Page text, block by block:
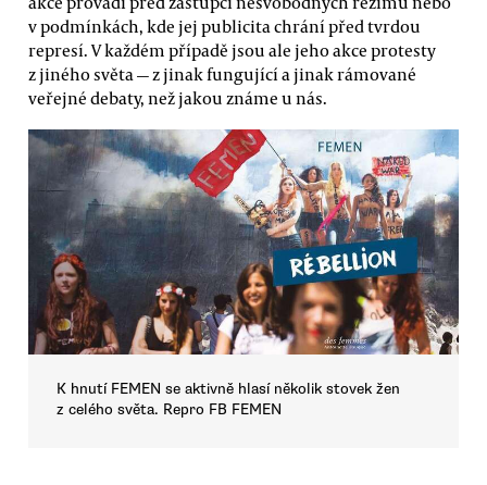
v podmínkách, kde jej publicita chrání před tvrdou
represí. V každém případě jsou ale jeho akce protesty
z jiného světa — z jinak fungující a jinak rámované
veřejné debaty, než jakou známe u nás.
K hnutí FEMEN se aktivně hlasí několik stovek žen
z celého světa. Repro FB FEMEN